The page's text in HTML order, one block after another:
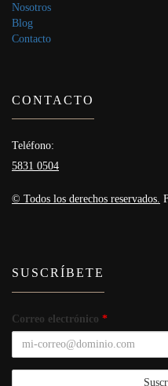
Nosotros
Blog
Contacto
CONTACTO
Teléfono:
5831 0504
© Todos los derechos reservados.
SUSCRÍBETE
Correo electrónico *